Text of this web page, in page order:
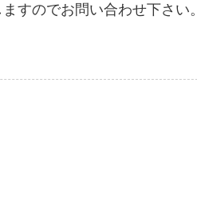
すのでお問い合わせ下さい。